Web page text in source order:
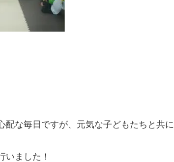
配な毎日ですが、元気な子どもたちと共に
いました！